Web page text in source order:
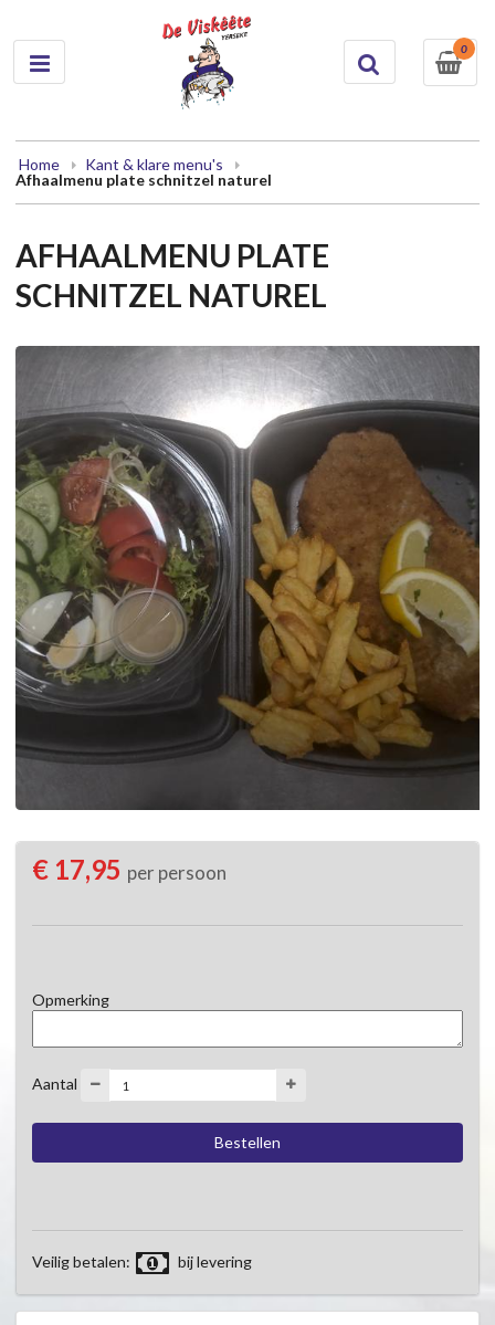
0
Home
Kant & klare menu's
Afhaalmenu plate schnitzel naturel
AFHAALMENU PLATE
SCHNITZEL NATUREL
€ 17,95 per persoon
Opmerking
Aantal
Veilig betalen: bij levering